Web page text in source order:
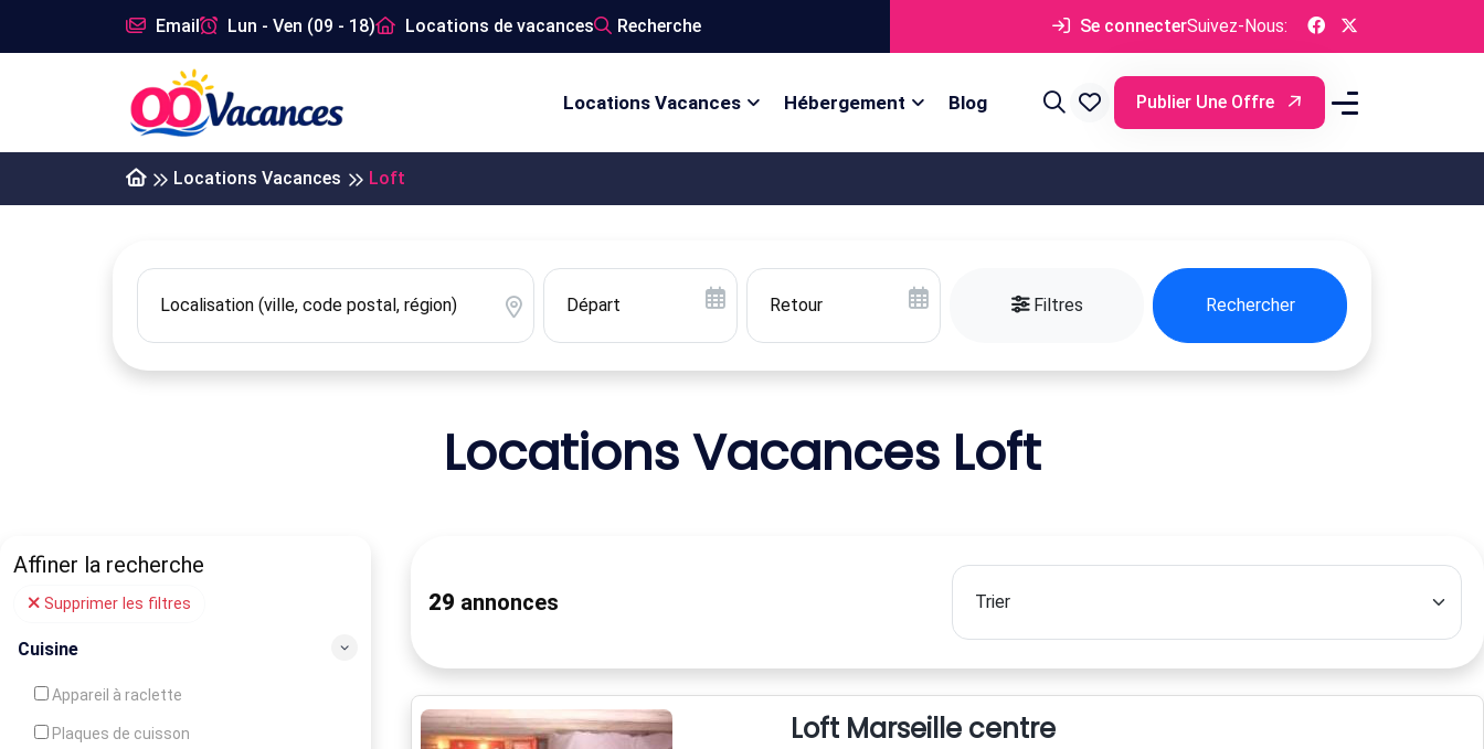
Email Lun - Ven (09 - 18) Locations de vacances Recherche Se connecterSuivez-Nous:
Locations Vacances Hébergement Blog Publier Une Offre
Locations Vacances Loft
Filtres Rechercher
Locations Vacances Loft
Affiner la recherche
Supprimer les filtres
Cuisine
Appareil à raclette
Plaques de cuisson
29 annonces
Loft Marseille centre